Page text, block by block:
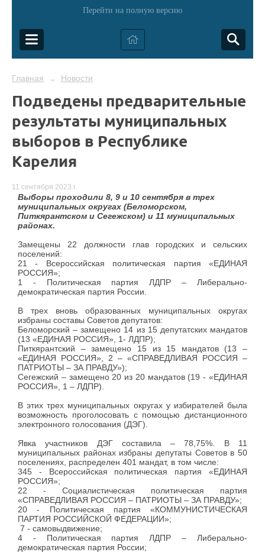
Перейти на полную версию
Главная → Новости
Подведены предварительные
результаты муниципальных
выборов в Республике
Карелия
11 сентября 2023 г.
Выборы проходили 8, 9 и 10 сентября в трех
муниципальных округах (Беломорском,
Питкярантском и Сегежском) и 11 муниципальных
районах.
Замещены 22 должности главгородских и сельских
поселений:
21 - Всероссийская политическая партия «ЕДИНАЯ
РОССИЯ»;
1 - Политическая партия ЛДПР – Либерально-
демократическая партия России.
В трех вновь образованных муниципальных округах
избраны составы Советов депутатов:
Беломорский– замещено 14 из 15 депутатских мандатов
(13 «ЕДИНАЯ РОССИЯ», 1- ЛДПР);
Питкярантский – замещено 15 из 15 мандатов (13 –
«ЕДИНАЯ РОССИЯ», 2 – «СПРАВЕДЛИВАЯ РОССИЯ –
ПАТРИОТЫ – ЗА ПРАВДУ»);
Сегежский – замещено 20 из 20 мандатов (19 - «ЕДИНАЯ
РОССИЯ», 1 – ЛДПР).
В этих трех муниципальных округах у избирателей была
возможность проголосовать с помощью дистанционного
электронного голосования (ДЭГ).
Явка участников ДЭГ составила – 78,75%.
В 11
муниципальных районахизбраны депутаты Советов в 50
поселениях, распределен 401 мандат, в том числе:
345 - Всероссийская политическая партия «ЕДИНАЯ
РОССИЯ»;
22 - Социалистическая политическая партия
«СПРАВЕДЛИВАЯ РОССИЯ – ПАТРИОТЫ – ЗА ПРАВДУ»;
20 - Политическая партия «КОММУНИСТИЧЕСКАЯ
ПАРТИЯ РОССИЙСКОЙ ФЕДЕРАЦИИ»;
7 - самовыдвижение;
4 - Политическая партия ЛДПР – Либерально-
демократическая партия России;